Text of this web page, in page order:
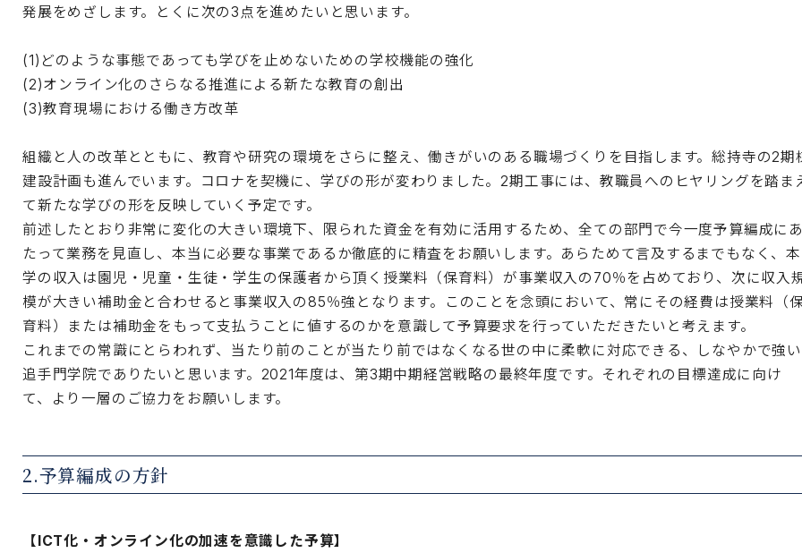
発展をめざします。とくに次の3点を進めたいと思います。
(1)どのような事態であっても学びを止めないための学校機能の強化
(2)オンライン化のさらなる推進による新たな教育の創出
(3)教育現場における働き方改革
組織と人の改革とともに、教育や研究の環境をさらに整え、働きがいのある職場づくりを目指します。総持寺の2期
建設計画も進んでいます。コロナを契機に、学びの形が変わりました。2期工事には、教職員へのヒヤリングを踏ま
て新たな学びの形を反映していく予定です。
前述したとおり非常に変化の大きい環境下、限られた資金を有効に活用するため、全ての部門で今一度予算編成にあ
たって業務を見直し、本当に必要な事業であるか徹底的に精査をお願いします。あらためて言及するまでもなく、本
学の収入は園児・児童・生徒・学生の保護者から頂く授業料（保育料）が事業収入の70％を占めており、次に収入
模が大きい補助金と合わせると事業収入の85％強となります。このことを念頭において、常にその経費は授業料（
育料）または補助金をもって支払うことに値するのかを意識して予算要求を行っていただきたいと考えます。
これまでの常識にとらわれず、当たり前のことが当たり前ではなくなる世の中に柔軟に対応できる、しなやかで強い
追手門学院でありたいと思います。2021年度は、第3期中期経営戦略の最終年度です。それぞれの目標達成に向け
て、より一層のご協力をお願いします。
2.予算編成の方針
【ICT化・オンライン化の加速を意識した予算】